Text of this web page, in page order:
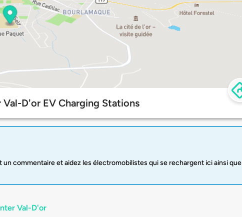
D'or EV Charging Stations
commentaire et aidez les électromobilistes qui se rechargent ici ainsi que
Val-D'or